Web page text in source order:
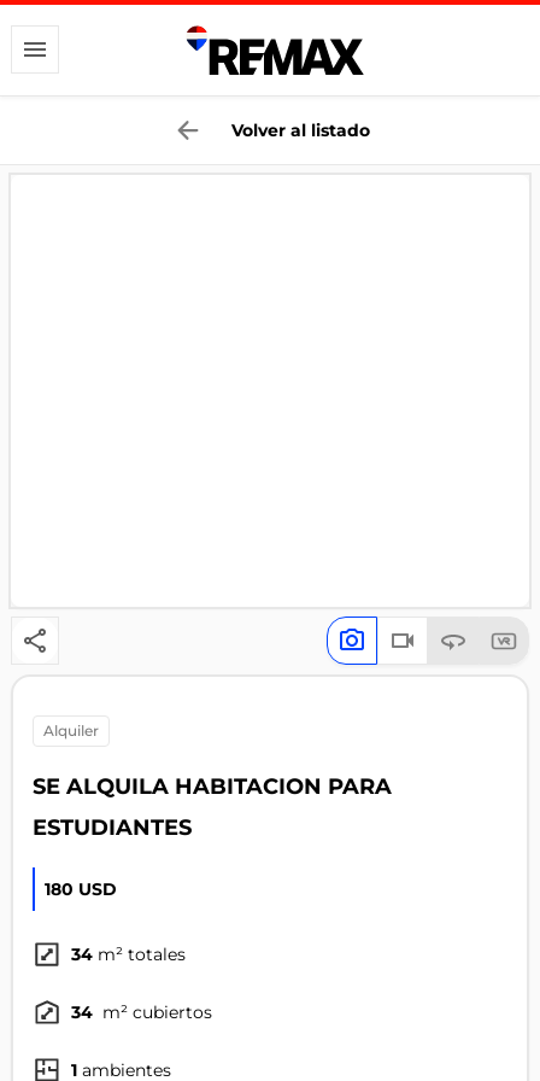
Volver al listado
alquiler
SE ALQUILA HABITACION PARA
ESTUDIANTES
180 USD
34 m² totales
34 m² cubiertos
1 ambientes